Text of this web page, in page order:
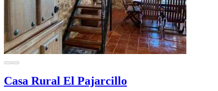
Casa Rural El Pajarcillo